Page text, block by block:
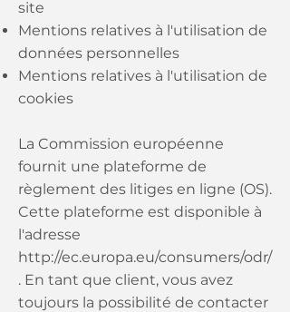
site
Mentions relatives à l'utilisation de
données personnelles
Mentions relatives à l'utilisation de
cookies
La Commission européenne
fournit une plateforme de
règlement des litiges en ligne (OS).
Cette plateforme est disponible à
l'adresse
http://ec.europa.eu/consumers/odr/
. En tant que client, vous avez
toujours la possibilité de contacter